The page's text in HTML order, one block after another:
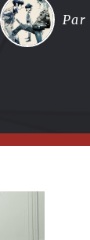
Par